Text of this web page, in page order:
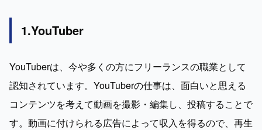
1.YouTuber
YouTuberは、今や多くの方にフリーランスの職業として
認知されています。YouTuberの仕事は、面白いと思える
コンテンツを考えて動画を撮影・編集し、投稿することで
す。動画に付けられる広告によって収入を得るので、再生